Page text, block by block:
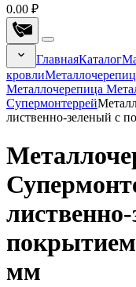
0.00 ₽
ГлавнаяКаталог
кровли
Металлочерепица
Супермонтеррей
лиственно-зеленый с
мм